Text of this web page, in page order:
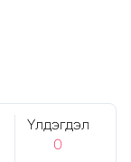
Үлдэгдэл
0